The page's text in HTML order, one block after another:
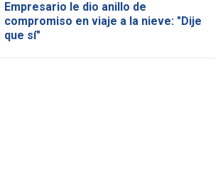
Empresario le dio anillo de
compromiso en viaje a la nieve: "Dije
que sí"